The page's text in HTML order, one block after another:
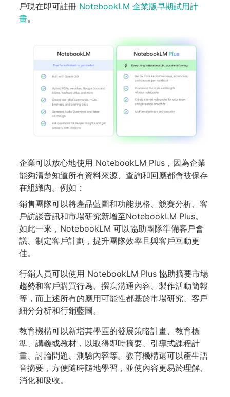
戶現在即可註冊 NotebookLM 企業版早期試用計
畫。
企業可以放心地使用 NotebookLM Plus，因為企業
能夠清楚知道所有資料來源、查詢和回應都會被保存
在組織內。例如：
銷售團隊可以將產品藍圖和功能規格、競賽分析、客
戶訪談音訊和市場研究新增至NotebookLM Plus。
如此一來，NotebookLM 可以協助團隊準備客戶會
議、制定客戶計劃，提升團隊效率且與客戶互動更
佳。
行銷人員可以使用 NotebookLM Plus 協助摘要市場
趨勢和客戶購買行為、撰寫溝通內容、製作活動簡報
等，而上述所有的應用可能性都基於市場研究、客戶
細分分析和行銷藍圖。
教育機構可以新增其學區的發展策略計畫、教育標
準、講義或教材，以取得即時摘要、引導式課程計
畫、討論問題、測驗內容等。教育機構還可以產生語
音摘要，方便隨時隨地學習，並使內容更易於理解、
消化和吸收。